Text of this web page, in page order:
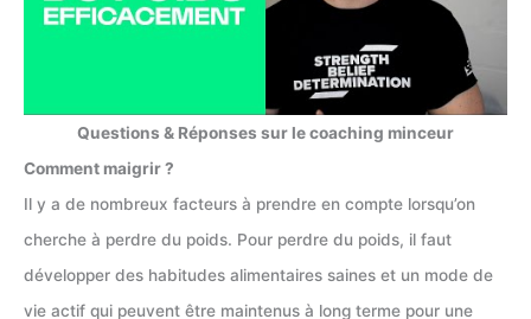
Questions & Réponses sur le coaching minceur
Comment maigrir ?
Il y a de nombreux facteurs à prendre en compte lorsqu’on
cherche à perdre du poids. Pour perdre du poids, il faut
développer des habitudes alimentaires saines et un mode de
vie actif qui peuvent être maintenus à long terme pour une